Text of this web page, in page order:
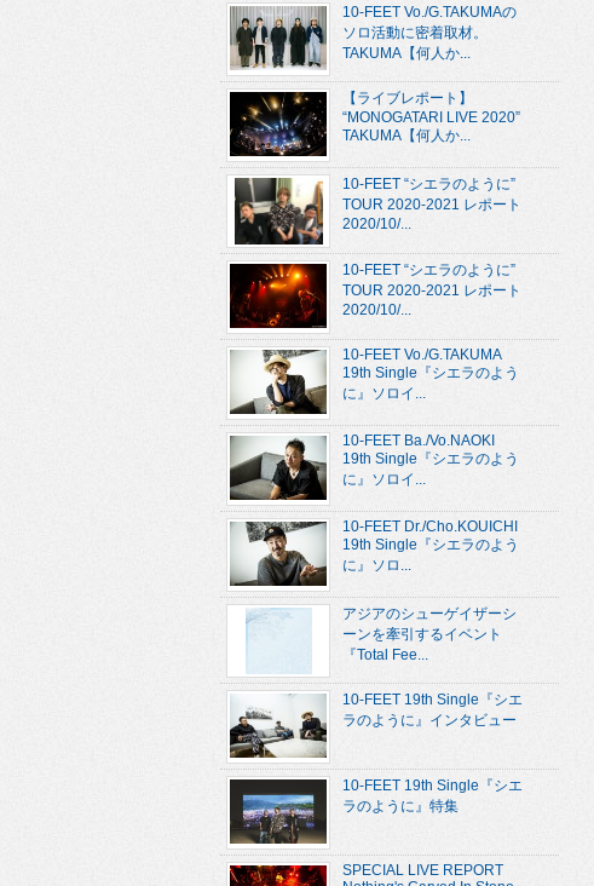
10-FEET Vo./G.TAKUMAの
ソロ活動に密着取材。
TAKUMA【何人か...
【ライブレポート】
“MONOGATARI LIVE 2020”
TAKUMA【何人か...
10-FEET “シエラのように”
TOUR 2020-2021 レポート
2020/10/...
10-FEET “シエラのように”
TOUR 2020-2021 レポート
2020/10/...
10-FEET Vo./G.TAKUMA
19th Single『シエラのよう
に』ソロイ...
10-FEET Ba./Vo.NAOKI
19th Single『シエラのよう
に』ソロイ...
10-FEET Dr./Cho.KOUICHI
19th Single『シエラのよう
に』ソロ...
アジアのシューゲイザーシ
ーンを牽引するイベント
『Total Fee...
10-FEET 19th Single『シエ
ラのように』インタビュー
10-FEET 19th Single『シエ
ラのように』特集
SPECIAL LIVE REPORT